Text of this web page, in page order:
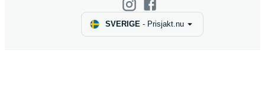
SVERIGE- Prisjakt.nu